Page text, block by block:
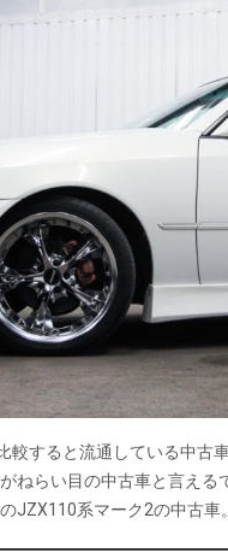
較すると流通している中
ねらい目の中古車と言え
JZX110系マーク2の中古車